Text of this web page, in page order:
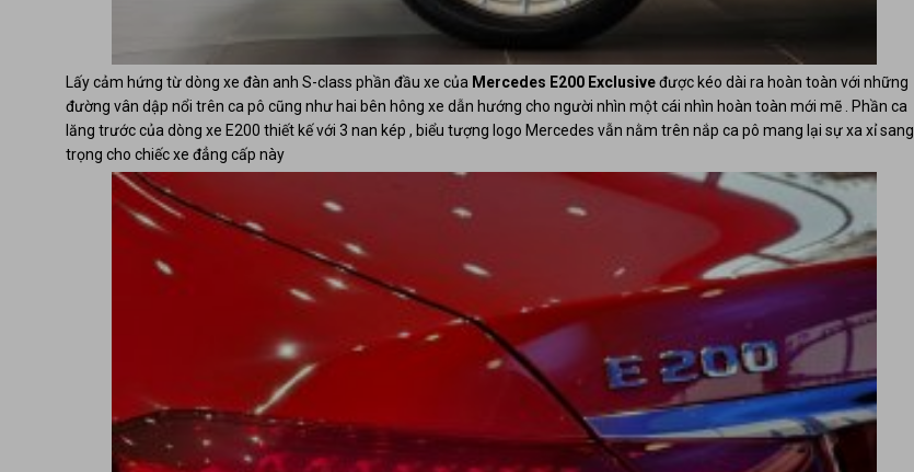
Lấy cảm hứng từ dòng xe đàn anh S-class phần đầu xe của Mercedes E200 Exclusiveđược kéo dài ra hoàn toàn với những
đường vân dập nổi trên ca pô cũng như hai bên hông xe dẫn hướng cho người nhìn một cái nhìn hoàn toàn mới mẽ . Phần ca
lăng trước của dòng xe E200 thiết kế với 3 nan kép , biểu tượng logo Mercedes vẫn nằm trên nắp ca pô mang lại sự xa xỉ sang
trọng cho chiếc xe đẳng cấp này